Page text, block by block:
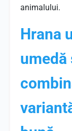
animalului.
Hrana
umedă